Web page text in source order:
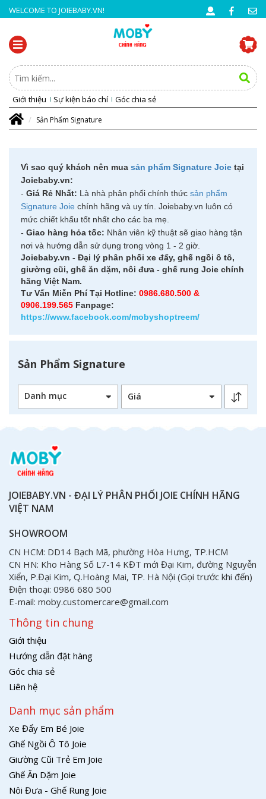
WELCOME TO JOIEBABY.VN!
Giới thiệu Sự kiện báo chí Góc chia sẻ
Sản Phẩm Signature
Vì sao quý khách nên mua sản phẩm Signature Joie tại
Joiebaby.vn:
- Giá Rẻ Nhất: Là nhà phân phối chính thức sản phẩm
Signature Joie chính hãng và uy tín. Joiebaby.vn luôn có
mức chiết khấu tốt nhất cho các ba mẹ.
- Giao hàng hỏa tốc: Nhân viên kỹ thuật sẽ giao hàng tận
nơi và hướng dẫn sử dụng trong vòng 1 - 2 giờ.
Joiebaby.vn - Đại lý phân phối xe đẩy, ghế ngồi ô tô,
giường cũi, ghế ăn dặm, nôi đưa - ghế rung Joie chính
hãng Việt Nam.
Tư Vấn Miễn Phí Tại Hotline: 0986.680.500 &
0906.199.565 Fanpage:
https://www.facebook.com/mobyshoptreem/
Sản Phẩm Signature
Danh mục
JOIEBABY.VN - ĐẠI LÝ PHÂN PHỐI JOIE CHÍNH HÃNG
VIỆT NAM
SHOWROOM
CN HCM: DD14 Bạch Mã, phường Hòa Hưng, TP.HCM
CN HN: Kho Hàng Số L7-14 KĐT mới Đại Kim, đường Nguyễn
Xiển, P.Đại Kim, Q.Hoàng Mai, TP. Hà Nội (Gọi trước khi đến)
Điện thoại: 0986 680 500
E-mail: moby.customercare@gmail.com
Thông tin chung
Giới thiệu
Hướng dẫn đặt hàng
Góc chia sẻ
Liên hệ
Danh mục sản phẩm
Xe Đẩy Em Bé Joie
Ghế Ngồi Ô Tô Joie
Giường Cũi Trẻ Em Joie
Ghế Ăn Dặm Joie
Nôi Đưa - Ghế Rung Joie